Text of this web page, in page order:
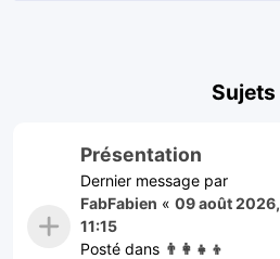
Sujets
Présentation
Dernier message par
FabFabien « 09 août 2026,
11:15
Posté dans 👨‍👩‍👧‍👦